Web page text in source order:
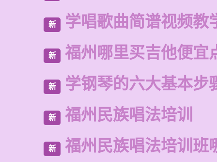
新 学唱歌曲简谱视频教
新 福州哪里买吉他便宜
新 学钢琴的六大基本步
新 福州民族唱法培训
新 福州民族唱法培训班